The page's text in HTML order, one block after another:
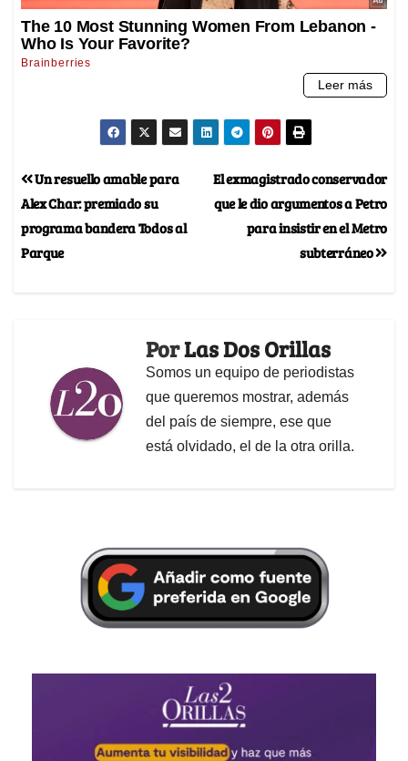
El exmagistrado conservador
que le dio argumentos a Petro
para insistir en el Metro
subterráneo
Un resuello amable para
Alex Char: premiado su
programa bandera Todos al
Parque
PorLas Dos Orillas
Somos un equipo de periodistas
que queremos mostrar, además
del país de siempre, ese que
está olvidado, el de la otra orilla.